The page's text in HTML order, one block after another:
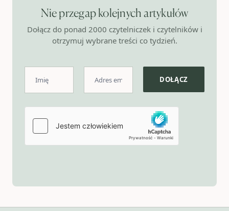
Nie przegap kolejnych artykułów
Dołącz do ponad 2000 czytelniczek i czytelników i
otrzymuj wybrane treści co tydzień.